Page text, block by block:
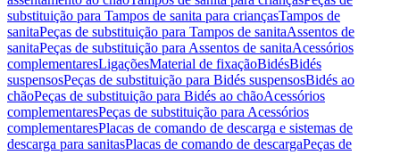
substituição para Tampos de sanita para criançasTampos de
sanitaPeças de substituição para Tampos de sanitaAssentos de
sanitaPeças de substituição para Assentos de sanitaAcessórios
complementaresLigaçõesMaterial de fixaçãoBidésBidés
suspensosPeças de substituição para Bidés suspensosBidés ao
chãoPeças de substituição para Bidés ao chãoAcessórios
complementaresPeças de substituição para Acessórios
complementaresPlacas de comando de descarga e sistemas de
descarga para sanitasPlacas de comando de descargaPeças de